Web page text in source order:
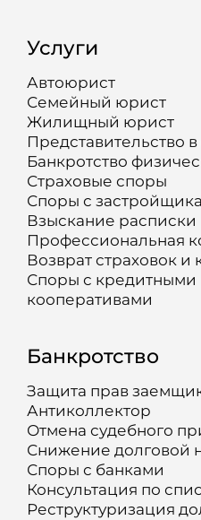
Услуги
Автоюрист
Семейный юрист
Жилищный юрист
Представительство в
Банкротство
Страховые споры
Споры с
Взыскание расписки
Профессиональная
Возврат страховок и
Споры с кредитными
кооперативами
Банкротство
Защита прав
Антиколлектор
Отмена судебного
Снижение долговой
Споры с банками
Консультация по
Реструктуризация